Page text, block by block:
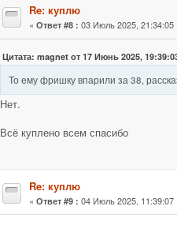
Re: куплю
« Ответ #8 : 03 Июль 2025, 21:34:05
Цитата: magnet от 17 Июнь 2025,
То ему фришку впарили за 38,
Нет.
Всё куплено всем спасибо
Re: куплю
« Ответ #9 : 04 Июль 2025, 11:39:07